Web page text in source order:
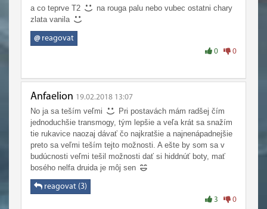
a co teprve T2
na rouga palu nebo vubec ostatni chary
zlata vanila
@reagovat
0 0
Anfaelion 19.02.2018 13:07
No ja sa teším veľmi
Pri postavách mám radšej čím
jednoduchšie transmogy, tým lepšie a veľa krát sa snažím
tie rukavice naozaj dávať čo najkratšie a najnenápadnejšie
preto sa veľmi teším tejto možnosti. A ešte by som sa v
budúcnosti veľmi tešil možnosti dať si hiddnúť boty, mať
bosého nelfa druida je môj sen
reagovat (3)
3 0